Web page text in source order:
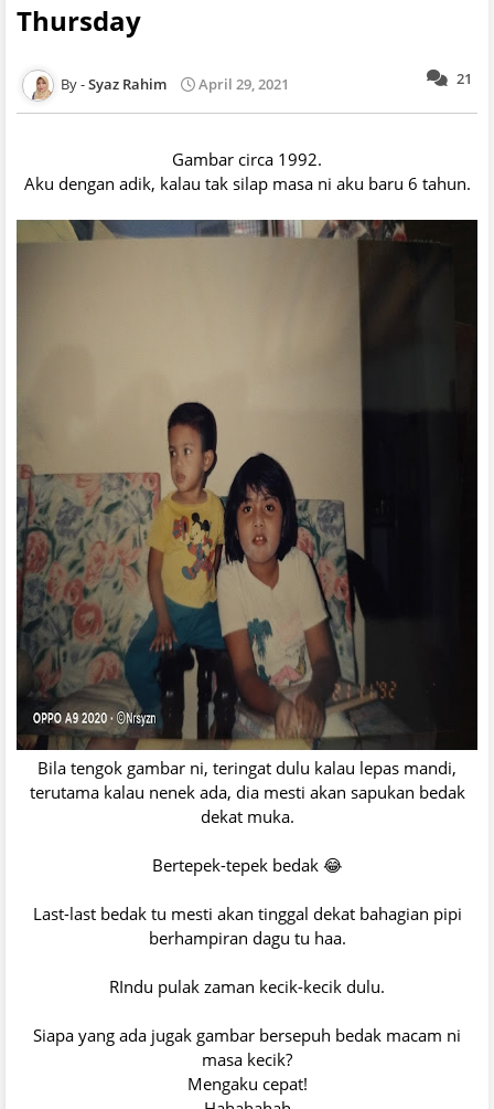
Thursday
21
Syaz Rahim April 29, 2021
Gambar circa 1992.
Aku dengan adik, kalau tak silap masa ni aku baru 6 tahun.
Bila tengok gambar ni, teringat dulu kalau lepas mandi,
terutama kalau nenek ada, dia mesti akan sapukan bedak
dekat muka.
Bertepek-tepek bedak 😂
Last-last bedak tu mesti akan tinggal dekat bahagian pipi
berhampiran dagu tu haa.
RIndu pulak zaman kecik-kecik dulu.
Siapa yang ada jugak gambar bersepuh bedak macam ni
masa kecik?
Mengaku cepat!